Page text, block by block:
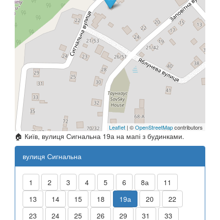
Leaflet | ©OpenStreetMapcontributors
🏠 Київ, вулиця Сигнальна 19а на мапі з будинками.
вулиця Сигнальна
1 2 3 4 5 6 8а
11
13
14 15 18 19а 20
22
23
24 25 26 29 31 33